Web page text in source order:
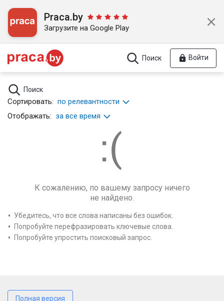
Praca.by
Загрузите на Google Play
Поиск Войти
Поиск
Сортировать: по релевантности
Отображать: за все время
К сожалению, по вашему запросу ничего
не найдено.
Убедитесь, что все слова написаны без ошибок.
Попробуйте перефразировать ключевые слова.
Попробуйте упростить поисковый запрос.
Полная версия